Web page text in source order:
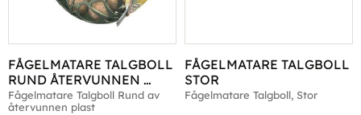
FÅGELMATARE TALGBOLL
RUND ÅTERVUNNEN
PLAST
Fågelmatare Talgboll Rund av
återvunnen plast
FÅGELMATARE TALGBOLL
STOR
Fågelmatare Talgboll, Stor